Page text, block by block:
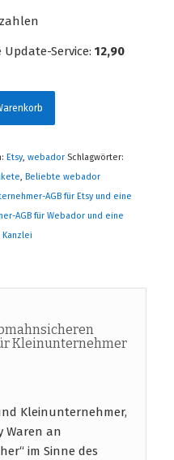
Service: 12,90
Etsy, webador Schlagwörter:
, Beliebte webador
AGB für Etsy und eine
AGB für Webador und eine
Kanzlei
Kleinunternehmer
Kleinunternehmer,
Waren an
im Sinne des